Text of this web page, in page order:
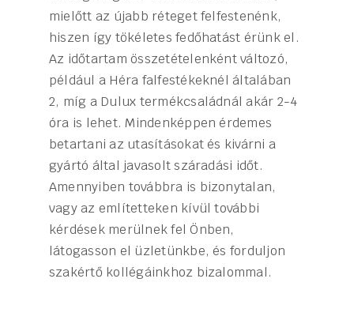
mielőtt az újabb réteget felfestenénk,
hiszen így tökéletes fedőhatást érünk el.
Az időtartam összetételenként változó,
például a Héra falfestékeknél általában
2, míg a Dulux termékcsaládnál akár 2-4
óra is lehet. Mindenképpen érdemes
betartani az utasításokat és kivárni a
gyártó által javasolt száradási időt.
Amennyiben továbbra is bizonytalan,
vagy az említetteken kívül további
kérdések merülnek fel Önben,
látogasson el üzletünkbe, és forduljon
szakértő kollégáinkhoz bizalommal.